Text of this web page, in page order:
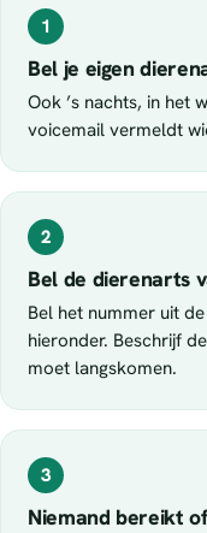
1
Bel je eigen
Ook ’s nachts, in het
voicemail vermeldt
2
Bel de dierenarts
Bel het nummer uit
hieronder. Beschrijf
moet langskomen.
3
Niemand bereikt